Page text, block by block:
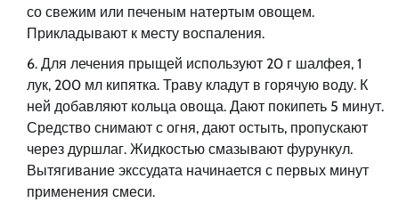
со свежим или печеным натертым овощем.
Прикладывают к месту воспаления.
Для лечения прыщей используют 20 г шалфея, 1
лук, 200 мл кипятка. Траву кладут в горячую воду. К
ней добавляют кольца овоща. Дают покипеть 5 минут.
Средство снимают с огня, дают остыть, пропускают
через дуршлаг. Жидкостью смазывают фурункул.
Вытягивание экссудата начинается с первых минут
применения смеси.